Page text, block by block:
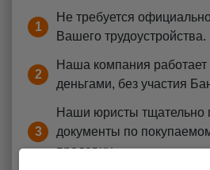
1
Не требуется
Вашего трудоустройства.
2
Наша компания
деньгами, без участия
3
Наши юристы тщательно
документы по
продавцу.